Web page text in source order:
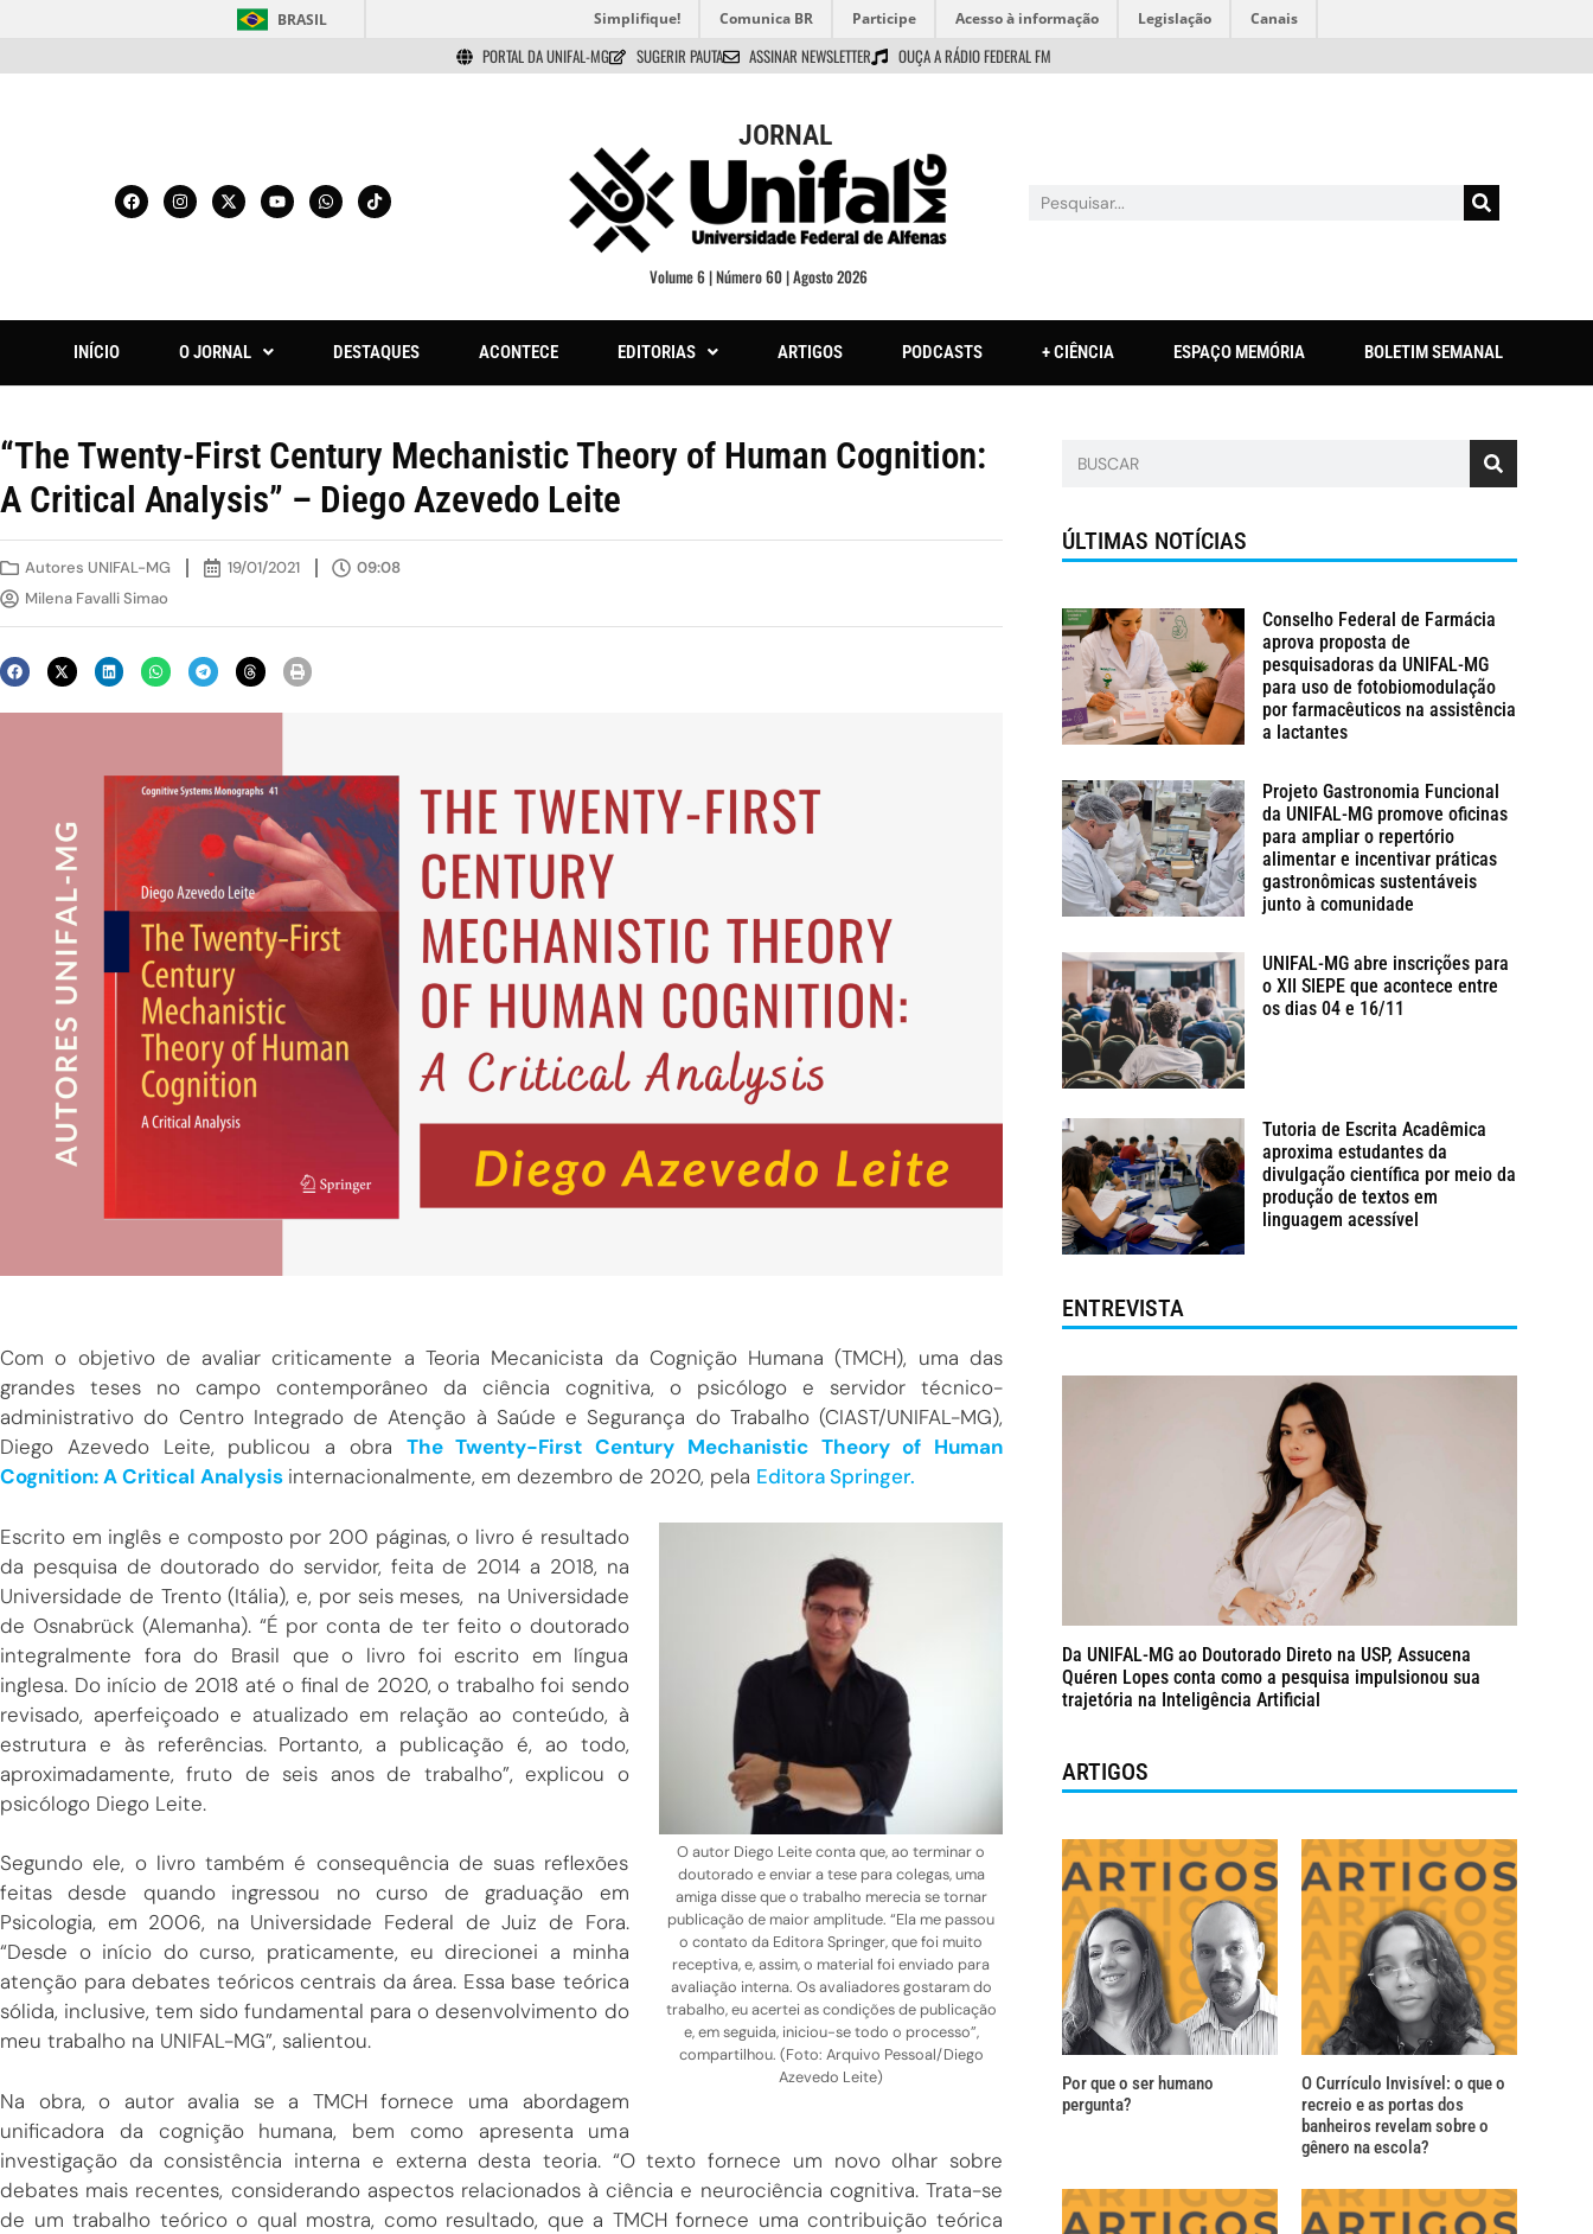
BRASIL Simplifique! Comunica BR Participe Acesso à informação Legislação Canais
PORTAL DA UNIFAL-MG SUGERIR PAUTA ASSINAR NEWSLETTER OUÇA A RÁDIO FEDERAL FM
JORNAL
Volume 6 | Número 60 | Agosto 2026
INÍCIO O JORNAL DESTAQUES ACONTECE EDITORIAS ARTIGOS PODCASTS + CIÊNCIA ESPAÇO MEMÓRIA BOLETIM SEMANAL
“The Twenty-First Century Mechanistic Theory of Human Cognition:
A Critical Analysis” – Diego Azevedo Leite
Autores UNIFAL-MG 19/01/2021
09:08
Milena Favalli Simao
Com o objetivo de avaliar criticamente a Teoria Mecanicista da Cognição Humana (TMCH), uma das
grandes teses no campo contemporâneo da ciência cognitiva, o psicólogo e servidor técnico-
administrativo do Centro Integrado de Atenção à Saúde e Segurança do Trabalho (CIAST/UNIFAL-MG),
Diego Azevedo Leite, publicou a obra The Twenty-First Century Mechanistic Theory of Human
Cognition: A Critical Analysis internacionalmente, em dezembro de 2020, pela Editora Springer.
O autor Diego Leite conta que, ao terminar o
doutorado e enviar a tese para colegas, uma
amiga disse que o trabalho merecia se tornar
publicação de maior amplitude. “Ela me passou
o contato da Editora Springer, que foi muito
receptiva, e, assim, o material foi enviado para
avaliação interna. Os avaliadores gostaram do
trabalho, eu acertei as condições de publicação
e, em seguida, iniciou-se todo o processo”,
compartilhou. (Foto: Arquivo Pessoal/Diego
Azevedo Leite)
Escrito em inglês e composto por 200 páginas, o livro é resultado
da pesquisa de doutorado do servidor, feita de 2014 a 2018, na
Universidade de Trento (Itália), e, por seis meses, na Universidade
de Osnabrück (Alemanha). “É por conta de ter feito o doutorado
integralmente fora do Brasil que o livro foi escrito em língua
inglesa. Do início de 2018 até o final de 2020, o trabalho foi sendo
revisado, aperfeiçoado e atualizado em relação ao conteúdo, à
estrutura e às referências. Portanto, a publicação é, ao todo,
aproximadamente, fruto de seis anos de trabalho”, explicou o
psicólogo Diego Leite.
Segundo ele, o livro também é consequência de suas reflexões
feitas desde quando ingressou no curso de graduação em
Psicologia, em 2006, na Universidade Federal de Juiz de Fora.
“Desde o início do curso, praticamente, eu direcionei a minha
atenção para debates teóricos centrais da área. Essa base teórica
sólida, inclusive, tem sido fundamental para o desenvolvimento do
meu trabalho na UNIFAL-MG”, salientou.
Na obra, o autor avalia se a TMCH fornece uma abordagem
unificadora da cognição humana, bem como apresenta uma
investigação da consistência interna e externa desta teoria. “O texto fornece um novo olhar sobre
debates mais recentes, considerando aspectos relacionados à ciência e neurociência cognitiva. Trata-se
de um trabalho teórico o qual mostra, como resultado, que a TMCH fornece uma contribuição teórica
ÚLTIMAS NOTÍCIAS
Conselho Federal de Farmácia
aprova proposta de
pesquisadoras da UNIFAL-MG
para uso de fotobiomodulação
por farmacêuticos na assistência
a lactantes
Projeto Gastronomia Funcional
da UNIFAL-MG promove oficinas
para ampliar o repertório
alimentar e incentivar práticas
gastronômicas sustentáveis
junto à comunidade
UNIFAL-MG abre inscrições para
o XII SIEPE que acontece entre
os dias 04 e 16/11
Tutoria de Escrita Acadêmica
aproxima estudantes da
divulgação científica por meio da
produção de textos em
linguagem acessível
ENTREVISTA
Da UNIFAL-MG ao Doutorado Direto na USP, Assucena
Quéren Lopes conta como a pesquisa impulsionou sua
trajetória na Inteligência Artificial
ARTIGOS
Por que o ser humano
pergunta?
O Currículo Invisível: o que o
recreio e as portas dos
banheiros revelam sobre o
gênero na escola?